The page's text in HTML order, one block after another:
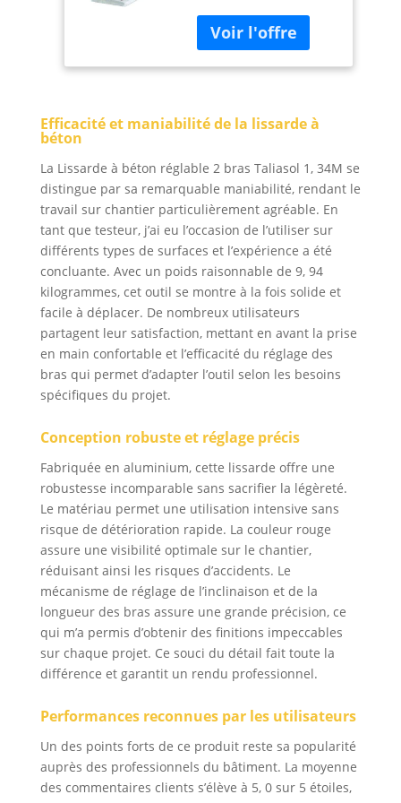
Efficacité et maniabilité de la lissarde à
béton
La Lissarde à béton réglable 2 bras Taliasol 1, 34M se
distingue par sa remarquable maniabilité, rendant le
travail sur chantier particulièrement agréable. En
tant que testeur, j’ai eu l’occasion de l’utiliser sur
différents types de surfaces et l’expérience a été
concluante. Avec un poids raisonnable de 9, 94
kilogrammes, cet outil se montre à la fois solide et
facile à déplacer. De nombreux utilisateurs
partagent leur satisfaction, mettant en avant la prise
en main confortable et l’efficacité du réglage des
bras qui permet d’adapter l’outil selon les besoins
spécifiques du projet.
Conception robuste et réglage précis
Fabriquée en aluminium, cette lissarde offre une
robustesse incomparable sans sacrifier la légèreté.
Le matériau permet une utilisation intensive sans
risque de détérioration rapide. La couleur rouge
assure une visibilité optimale sur le chantier,
réduisant ainsi les risques d’accidents. Le
mécanisme de réglage de l’inclinaison et de la
longueur des bras assure une grande précision, ce
qui m’a permis d’obtenir des finitions impeccables
sur chaque projet. Ce souci du détail fait toute la
différence et garantit un rendu professionnel.
Performances reconnues par les utilisateurs
Un des points forts de ce produit reste sa popularité
auprès des professionnels du bâtiment. La moyenne
des commentaires clients s’élève à 5, 0 sur 5 étoiles,